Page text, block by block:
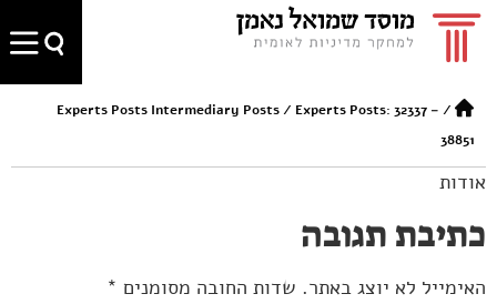
/
Experts Posts Intermediary Posts/ Experts Posts: 32337 –
38851
אודות
כתיבת תגובה
האימייל לא יוצג באתר. שדות החובה מסומנים *